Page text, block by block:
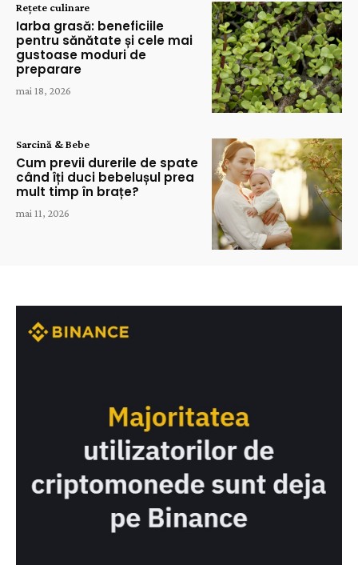
Rețete culinare
Iarba grasă: beneficiile
pentru sănătate și cele mai
gustoase moduri de
preparare
mai 18, 2026
Sarcină & Bebe
Cum previi durerile de spate
când îți duci bebelușul prea
mult timp în brațe?
mai 11, 2026